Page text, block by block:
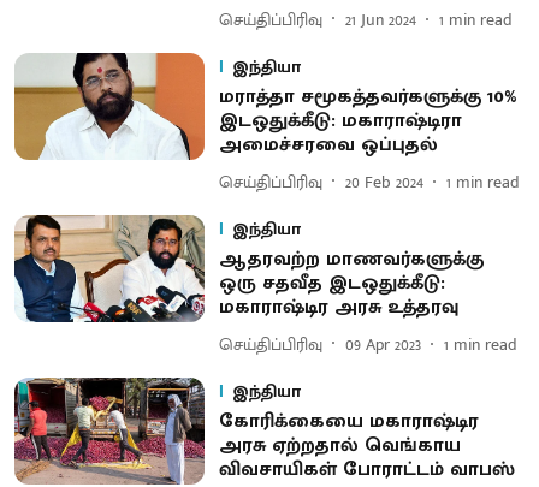
செய்திப்பிரிவு 21 Jun 2024 1 min read
இந்தியா
மராத்தா சமூகத்தவர்களுக்கு 10%
இடஒதுக்கீடு: மகாராஷ்டிரா
அமைச்சரவை ஒப்புதல்
செய்திப்பிரிவு 20 Feb 2024 1 min read
இந்தியா
ஆதரவற்ற மாணவர்களுக்கு
ஒரு சதவீத இடஒதுக்கீடு:
மகாராஷ்டிர அரசு உத்தரவு
செய்திப்பிரிவு 09 Apr 2023 1 min read
இந்தியா
கோரிக்கையை மகாராஷ்டிர
அரசு ஏற்றதால் வெங்காய
விவசாயிகள் போராட்டம் வாபஸ்